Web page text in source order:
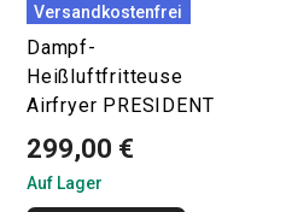
Versandkostenfrei
Dampf-
Heißluftfritteuse
Airfryer PRESIDENT
299,00 €
Auf Lager